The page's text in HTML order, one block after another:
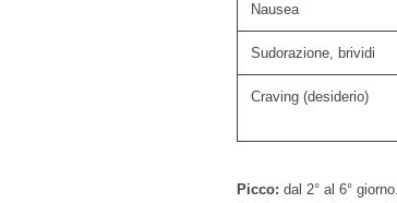
Nausea
Sudorazione, brividi
Craving (desiderio)
Picco: dal 2° al 6° giorno.